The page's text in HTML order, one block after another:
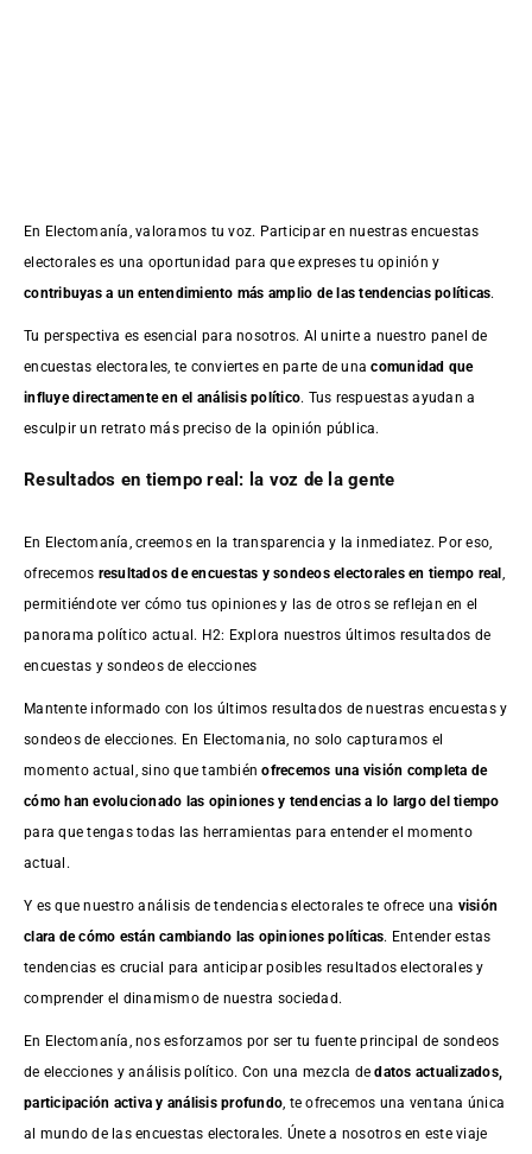
En Electomanía, valoramos tu voz. Participar en nuestras encuestas
electorales es una oportunidad para que expreses tu opinión y
contribuyas a un entendimiento más amplio de las tendencias políticas.
Tu perspectiva es esencial para nosotros. Al unirte a nuestro panel de
encuestas electorales, te conviertes en parte de unacomunidad que
influye directamente en el análisis político. Tus respuestas ayudan a
esculpir un retrato más preciso de la opinión pública.
Resultados en tiempo real: la voz de la gente
En Electomanía, creemos en la transparencia y la inmediatez. Por eso,
ofrecemos resultados deencuestas y sondeos electorales en tiempo real
permitiéndote ver cómo tus opiniones y las de otros se reflejan en el
panorama político actual. H2: Explora nuestros últimos resultados de
encuestas y sondeos de elecciones
Mantente informado con los últimos resultados de nuestras encuestasy
sondeos de elecciones. En Electomania, no solo capturamos el
momento actual, sino que tambiénofrecemos una visión completa de
cómo han evolucionado las opiniones y tendencias a lo largo del tiempo
para que tengas todas las herramientas para entender el momento
actual.
Y es que nuestro análisis de tendencias electorales te ofrece una visión
clara de cómo están cambiando las opiniones políticas. Entender estas
tendencias es crucial para anticipar posibles resultados electorales y
comprender el dinamismo de nuestra sociedad.
En Electomanía, nos esforzamos por ser tu fuente principal de sondeos
de elecciones y análisis político. Con una mezcla dedatos actualizados,
participación activa y análisis profundo , te ofrecemos una ventana única
al mundo de las encuestas electorales. Únete a nosotros en este viaje